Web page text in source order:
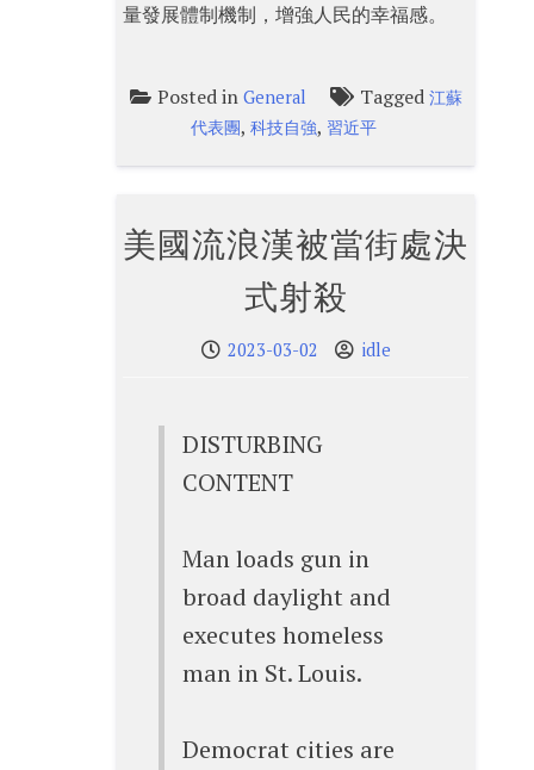
量發展體制機制，增強人民的幸福感。
Posted in General Tagged 江蘇
代表團,科技自強, 習近平
美國流浪漢被當街處決
式射殺
2023-03-02 idle
DISTURBING
CONTENT
Man loads gun in
broad daylight and
executes homeless
man in St. Louis.
Democrat cities are